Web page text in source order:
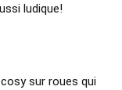
ludique!
sur roues qui